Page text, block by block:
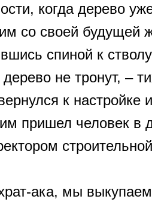
когда дерево
со своей будущей
спиной к
не тронут, –
к настройке
пришел человек в
ака, мы выкупаем